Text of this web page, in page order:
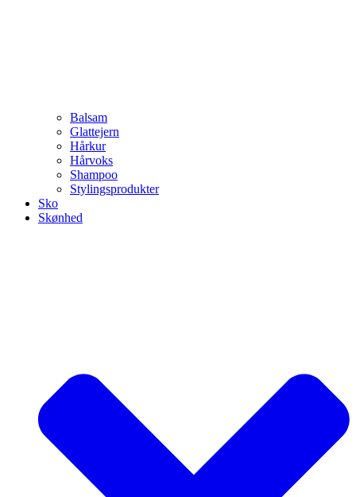
Balsam
Glattejern
Hårkur
Hårvoks
Shampoo
Stylingsprodukter
Sko
Skønhed